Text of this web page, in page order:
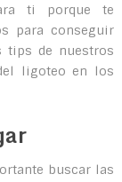
ti porque te
para conseguir
tips de nuestros
ligoteo en los
buscar las